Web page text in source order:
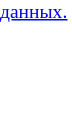
данных.